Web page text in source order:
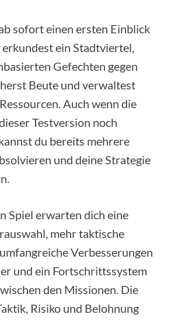
sofort einen ersten Einblick
erkundest ein Stadtviertel,
Gefechten gegen
Beute und verwaltest
Auch wenn die
Testversion noch
du bereits mehrere
und deine Strategie
Spiel erwarten dich eine
mehr taktische
Verbesserungen
und ein Fortschrittssystem
den Missionen. Die
Risiko und Belohnung